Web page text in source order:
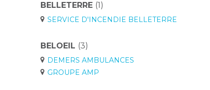
BELLETERRE (1)
SERVICE D'INCENDIE BELLETERRE
BELOEIL (3)
DEMERS AMBULANCES
GROUPE AMP